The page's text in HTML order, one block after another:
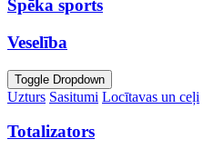
Spēka sports
Veselība
Toggle Dropdown
Uzturs Sasitumi Locītavas un ceļi
Totalizators